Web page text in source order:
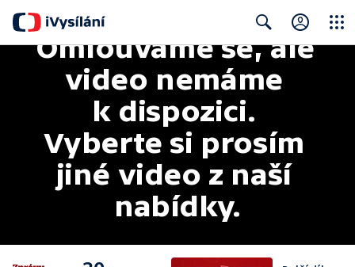
Search
Omlouváme se, ale
video nemáme
k dispozici.
Vyberte si prosím
jiné video z naší
nabídky.